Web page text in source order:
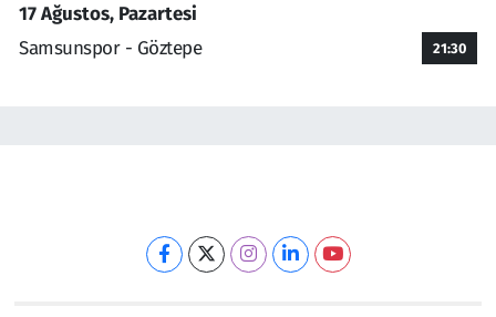
17 Ağustos, Pazartesi
Samsunspor - Göztepe
21:30